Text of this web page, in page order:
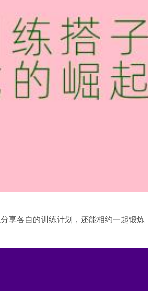
享各自的训练计划，还能相约一起锻